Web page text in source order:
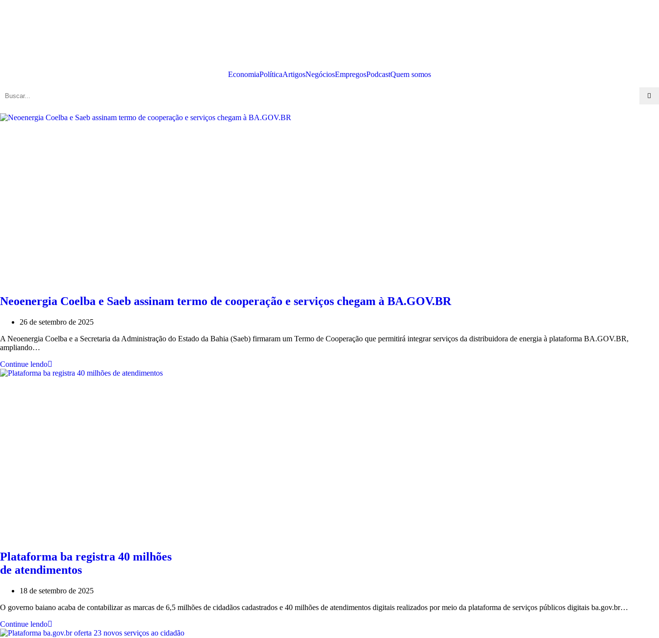
EconomiaPolíticaArtigosNegóciosEmpregosPodcastQuem somos
Neoenergia Coelba e Saeb assinam termo de cooperação e serviços chegam à BA.GOV.BR
26 de setembro de 2025
A Neoenergia Coelba e a Secretaria da Administração do Estado da Bahia (Saeb) firmaram um Termo de Cooperação que permitirá integrar serviços da distribuidora de energia à plataforma BA.GOV.BR,
ampliando…
Continue lendo
Plataforma ba registra 40 milhões
de atendimentos
18 de setembro de 2025
O governo baiano acaba de contabilizar as marcas de 6,5 milhões de cidadãos cadastrados e 40 milhões de atendimentos digitais realizados por meio da plataforma de serviços públicos digitais ba.gov.br…
Continue lendo